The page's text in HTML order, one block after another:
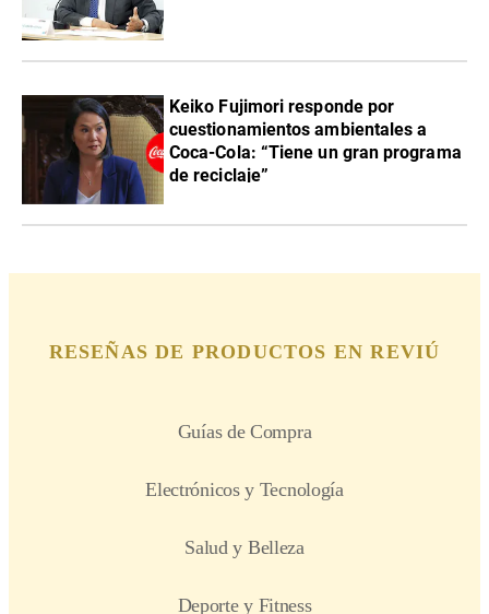
Keiko Fujimori responde por
cuestionamientos ambientales a
Coca-Cola: “Tiene un gran programa
de reciclaje”